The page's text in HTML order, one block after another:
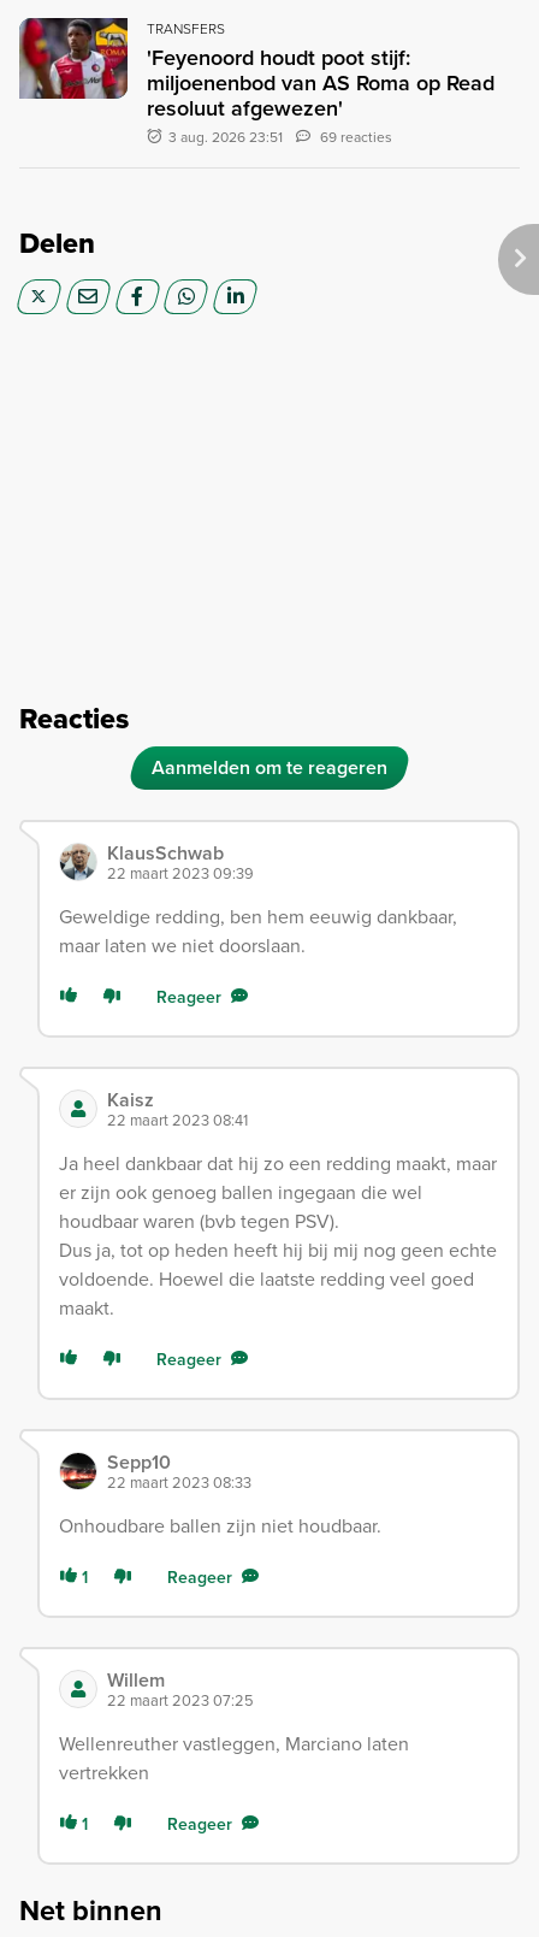
TRANSFERS
'Feyenoord houdt poot stijf:
miljoenenbod van AS Roma op Read
resoluut afgewezen'
3 aug. 2026 23:51 69 reacties
Delen
Reacties
Aanmelden om te reageren
KlausSchwab
22 maart 2023 09:39
Geweldige redding, ben hem eeuwig dankbaar,
maar laten we niet doorslaan.
Reageer
Kaisz
22 maart 2023 08:41
Ja heel dankbaar dat hij zo een redding maakt, maar
er zijn ook genoeg ballen ingegaan die wel
houdbaar waren (bvb tegen PSV).
Dus ja, tot op heden heeft hij bij mij nog geen echte
voldoende. Hoewel die laatste redding veel goed
maakt.
Reageer
Sepp10
22 maart 2023 08:33
Onhoudbare ballen zijn niet houdbaar.
1 Reageer
Willem
22 maart 2023 07:25
Wellenreuther vastleggen, Marciano laten
vertrekken
1 Reageer
Net binnen